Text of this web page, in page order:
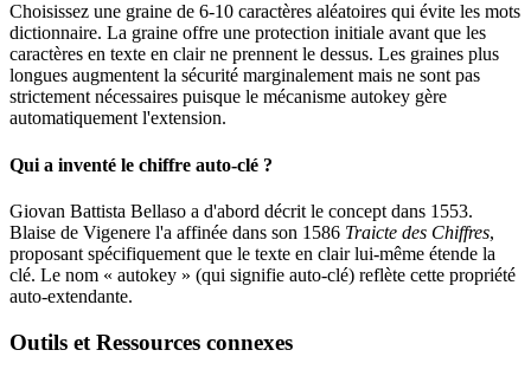
Choisissez une graine de 6-10 caractères aléatoires qui évite les mots
dictionnaire. La graine offre une protection initiale avant que les
caractères en texte en clair ne prennent le dessus. Les graines plus
longues augmentent la sécurité marginalement mais ne sont pas
strictement nécessaires puisque le mécanisme autokey gère
automatiquement l'extension.
Qui a inventé le chiffre auto-clé ?
Giovan Battista Bellaso a d'abord décrit le concept dans 1553.
Blaise de Vigenere l'a affinée dans son 1586 Traicte des Chiffres,
proposant spécifiquement que le texte en clair lui-même étende la
clé. Le nom « autokey » (qui signifie auto-clé) reflète cette propriété
auto-extendante.
Outils et Ressources connexes